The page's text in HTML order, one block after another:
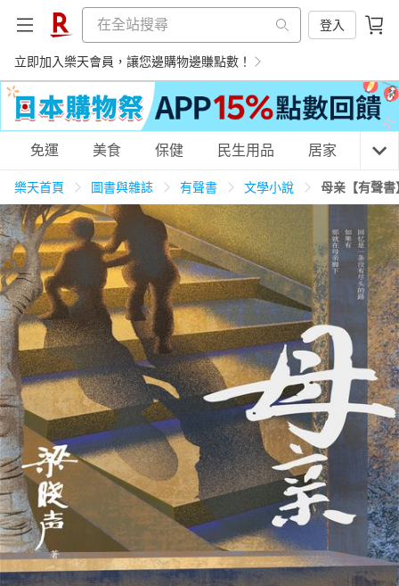
登入
立即加入樂天會員，讓您邊購物邊賺點數！
購物網分類
天天免運 美食蛋糕 養生保健 民生用品
居家生活 3C家電 運動休閒 親子玩具
女裝 男裝 化妝保養 情趣用品
日本購物 電子/紙本書
HOT
免運 美食 保健 民生用品 居家 3C
樂天首頁 圖書與雜誌 有聲書 文學小說 母亲【有聲書